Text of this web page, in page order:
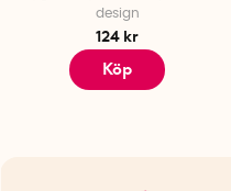
design
124 kr
Köp